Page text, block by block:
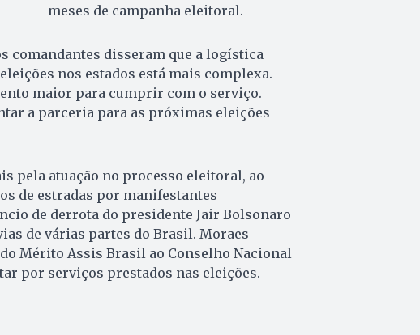
meses de campanha eleitoral.
comandantes disseram que a logística
nos estados está mais complexa.
maior para cumprir com o serviço.
a parceria para as próximas eleições
pela atuação no processo eleitoral, ao
de estradas por manifestantes
de derrota do presidente Jair Bolsonaro
de várias partes do Brasil. Moraes
Mérito Assis Brasil ao Conselho Nacional
por serviços prestados nas eleições.